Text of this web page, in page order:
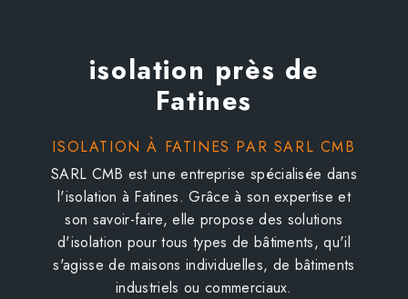
isolation près de
Fatines
ISOLATION À FATINES PAR SARL CMB
SARL CMB est une entreprise spécialisée dans
l'isolation à Fatines. Grâce à son expertise et
son savoir-faire, elle propose des solutions
d'isolation pour tous types de bâtiments, qu'il
s'agisse de maisons individuelles, de bâtiments
industriels ou commerciaux.